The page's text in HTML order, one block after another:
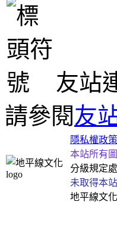
友站
請參閱友
隱私權政策
本站所有
分級規定
未取得本
地平線文